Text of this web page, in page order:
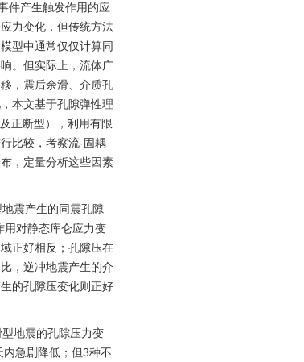
件产生触发作用的应
力变化，但传统方法
型中通常仅仅计算同
。但实际上，流体广
，震后余滑、介质孔
本文基于孔隙弹性理
正断型），利用有限
比较，考察流-固耦
，定量分析这些因素
震产生的同震孔隙
用对静态库仑应力变
正好相反；孔隙压在
，逆冲地震产生的介
的孔隙压变化则正好
地震的孔隙压力变
急剧降低；但3种不